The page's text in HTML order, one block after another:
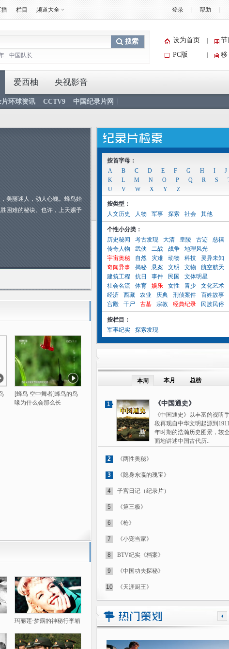
播 栏目 频道大全 帮助
登录
搜索
中国队长
设为首页
节
PC版
移
片环球资讯 CCTV9 中国纪录片网
爱西柚 央视影音
美丽迷人，动人心魄。蜂鸟始
困难的秘诀。也许，上天赐予
[蜂鸟 空中舞者]蜂鸟的鸟
喙为什么会那么长
玛丽莲·梦露的神秘行李箱
按首字母：
A
B C D E F G H I
J
K
L M N O P Q R S
U
V W X Y Z
按类型：
人文历史
人物 军事 探索 社会 其他
个性小分类：
历史秘闻
考古发现 大清 皇陵 古迹
慈禧
传奇人物
武侠 二战 战争
地理风光
宇宙奥秘
自然 灾难 动物 科技
灵异未知
奇闻异事
揭秘 悬案 文明 文物
航空航天
建筑工程
抗日 事件 民国
文体明星
社会名流
体育 娱乐 女性 青少
文化艺术
经济
西藏 农业 庆典 刑侦案件
百姓故事
宫殿
干尸 古墓 宗教 经典纪录 民族民俗
按栏目：
军事纪实
探索发现
本周 本月 总榜
1 《中国通史》
《中国通史》以丰富的视听
段再现自中华文明起源到1911
年时期的浩瀚历史图景，较全
面地讲述中国古代历..
2 《两性奥秘》
3 《隐身东瀛的瑰宝》
4 子宫日记（纪录片）
5 《第三极》
6 《枪》
7 《小宠当家》
8 BTV纪实《档案》
9 《中国功夫探秘》
10 《天涯厨王》